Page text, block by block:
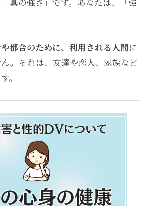
都合のために、利用される人間に
。それは、友達や恋人、家族など
。